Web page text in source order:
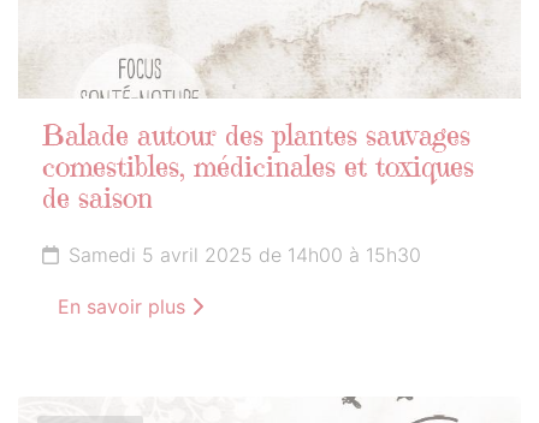
Balade autour des plantes sauvages
comestibles, médicinales et toxiques
de saison
Samedi 5 avril 2025 de 14h00 à 15h30
En savoir plus